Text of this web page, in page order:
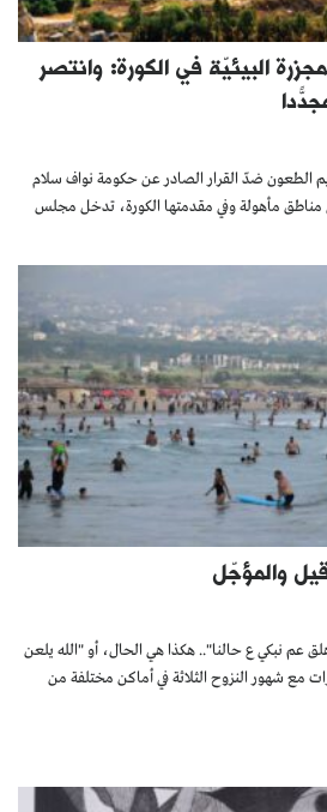
البيئيّة في الكورة: وانتصر
الطعون ضدّ القرار الصادر عن حكومة نواف سلام
مناطق مأهولة وفي مقدمتها الكورة، تدخل مجلس
والمؤجّل
عم نبكي ع حالنا".. هكذا هي الحال، أو "الله يلعن
مع شهور النزوح الثلاثة في أماكن مختلفة من